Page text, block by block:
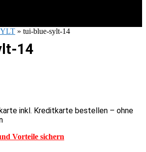
» tui-blue-sylt-14
14
inkl. Kreditkarte bestellen – ohne
Vorteile sichern